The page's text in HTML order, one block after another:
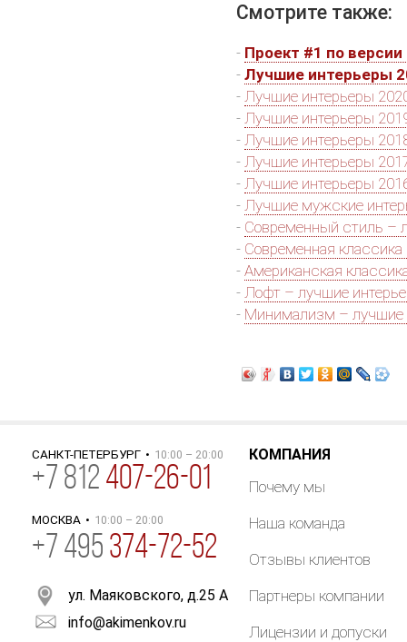
Смотрите также:
- Проект #1 по версии
- Лучшие интерьеры
- Лучшие интерьеры
- Лучшие интерьеры
- Лучшие интерьеры
- Лучшие интерьеры
- Лучшие интерьеры
- Лучшие мужские
- Современный стиль –
- Современная
- Американская
- Лофт – лучшие
- Минимализм – лучшие
САНКТ-ПЕТЕРБУРГ • 10:00 – 20:00
+7 812 407-26-01
МОСКВА • 10:00 – 20:00
+7 495 374-72-52
ул. Маяковского, д.25 А
info@akimenkov.ru
КОМПАНИЯ
Почему мы
Наша команда
Отзывы клиентов
Партнеры компании
Лицензии и допуски